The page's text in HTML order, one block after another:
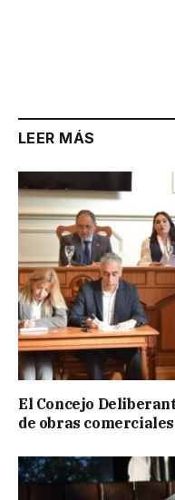
LEER MÁS
El Concejo
de obras comerciales